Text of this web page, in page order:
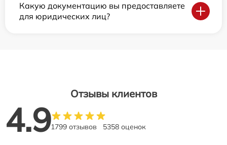
Какую документацию вы предоставляете
для юридических лиц?
Отзывы клиентов
4.91799 отзывов 5358 оценок